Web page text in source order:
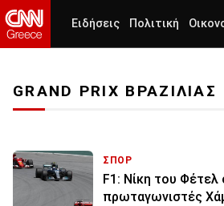
Ειδήσεις Πολιτική
GRAND PRIX ΒΡΑΖΙΛΙΑΣ
ΣΠΟΡ
F1: Νίκη του Φέτελ
πρωταγωνιστές